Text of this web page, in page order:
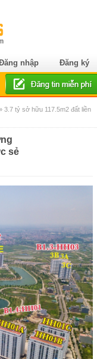
nhập Đăng ký
3.7 tỷ sở hữu 117.5m2 đất liền
sẻ